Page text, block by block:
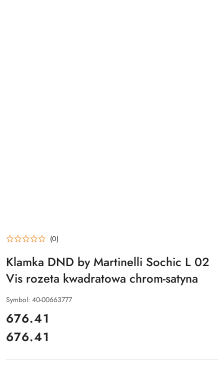
(0)
Klamka DND by Martinelli Sochic L 02
Vis rozeta kwadratowa chrom-satyna
Symbol: 40-00663777
cena:
676.41
Cena:
676.41